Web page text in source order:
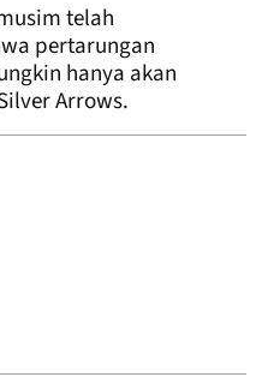
telah
pertarungan
hanya akan
Arrows.